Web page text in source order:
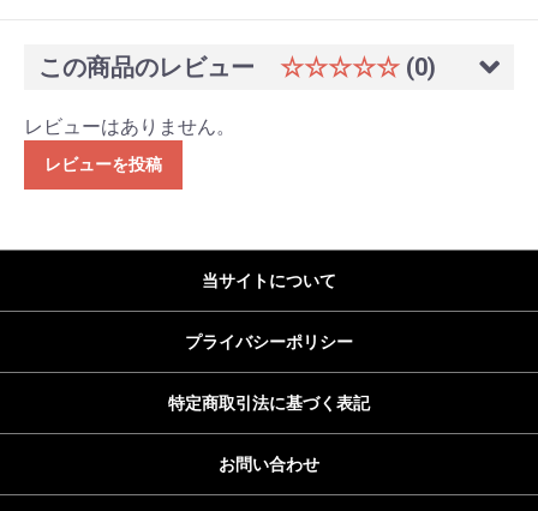
この商品のレビュー ☆☆☆☆☆ (0)
レビューはありません。
レビューを投稿
当サイトについて
プライバシーポリシー
特定商取引法に基づく表記
お問い合わせ